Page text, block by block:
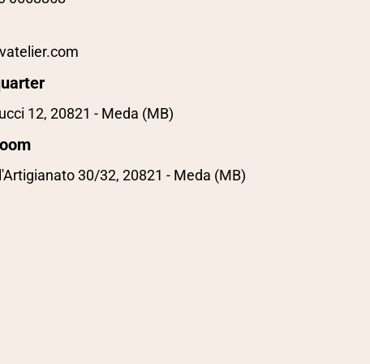
12, 20821 - Meda (MB)
30/32, 20821 - Meda (MB)